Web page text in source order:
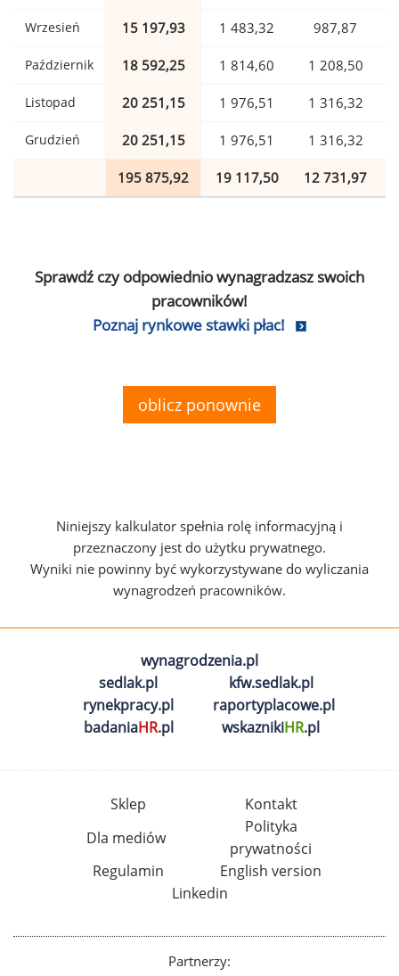
Wrzesień 15 197,93 1 483,32 987,87
Październik 18 592,25 1 814,60 1 208,50
Listopad 20 251,15 1 976,51 1 316,32
Grudzień 20 251,15 1 976,51 1 316,32
195 875,92 19 117,50 12 731,97
Sprawdź czy odpowiednio wynagradzasz swoich
pracowników!
Poznaj rynkowe stawki płac!
oblicz ponownie
Niniejszy kalkulator spełnia rolę informacyjną i
przeznaczony jest do użytku prywatnego.
Wyniki nie powinny być wykorzystywane do wyliczania
wynagrodzeń pracowników.
wynagrodzenia.pl
sedlak.pl
kfw.sedlak.pl
rynekpracy.pl
raportyplacowe.pl
badaniaHR.pl wskaznikiHR.pl
Sklep
Kontakt
Dla mediów
Polityka
prywatności
Regulamin
English version
Linkedin
Partnerzy: